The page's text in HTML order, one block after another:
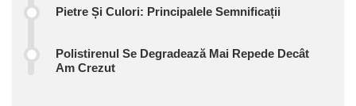
Pietre Și Culori: Principalele Semnificații
Polistirenul Se Degradează Mai Repede Decât
Am Crezut